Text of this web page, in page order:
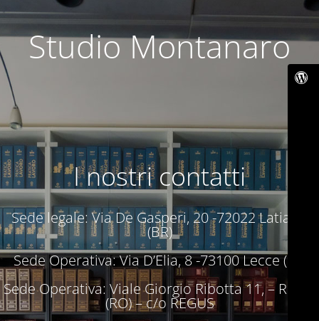
Studio Montanaro
I nostri contatti
Sede legale: Via De Gasperi, 20 -72022 Latiano
(BR)
Sede Operativa: Via D’Elia, 8 -73100 Lecce (LE)
Sede Operativa: Viale Giorgio Ribotta 11, – Roma
(RO) – c/o REGUS